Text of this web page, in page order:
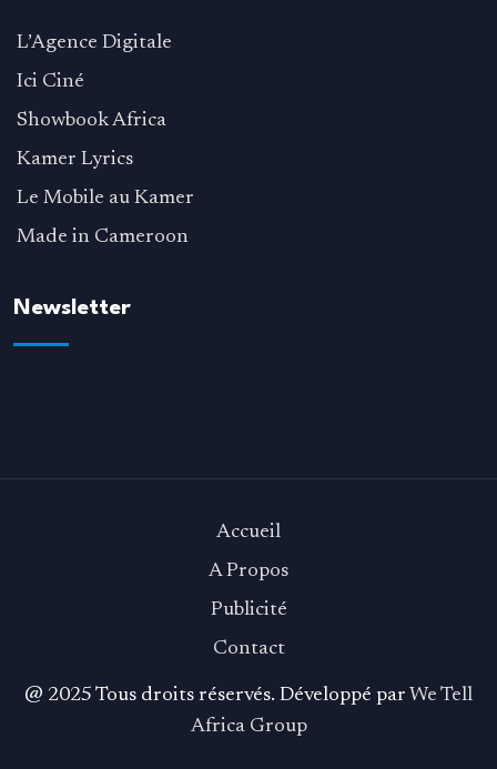
L’Agence Digitale
Ici Ciné
Showbook Africa
Kamer Lyrics
Le Mobile au Kamer
Made in Cameroon
Newsletter
@ 2025 Tous droits réservés. Développé par We Tell
Africa Group
Accueil
A Propos
Publicité
Contact